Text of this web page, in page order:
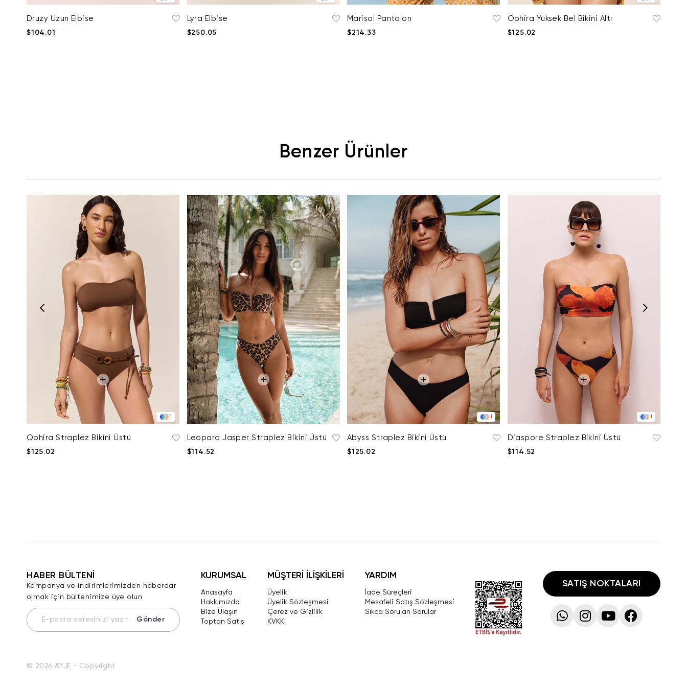
Druzy Uzun Elbise
$104.01
Lyra Elbise
$250.05
Marisol Pantolon
$214.33
Ophira Yüksek Bel Bikini Altı
$125.02
Benzer Ürünler
1
Ophira Straplez Bikini Üstü
$125.02
Leopard Jasper Straplez Bikini Üstü
$114.52
1
Abyss Straplez Bikini Üstü
$125.02
1
Diaspore Straplez Bikini Üstü
$114.52
HABER BÜLTENİ
Kampanya ve indirimlerimizden haberdar
olmak için bültenimize üye olun
Gönder
© 2026 AYJE - Copyright
KURUMSAL
Anasayfa
Hakkımızda
Bize Ulaşın
Toptan Satış
MÜŞTERİ İLİŞKİLERİ
Üyelik
Üyelik Sözleşmesi
Çerez ve Gizlilik
KVKK
YARDIM
İade Süreçleri
Mesafeli Satış Sözleşmesi
Sıkca Sorulan Sorular
SATIŞ NOKTALARI